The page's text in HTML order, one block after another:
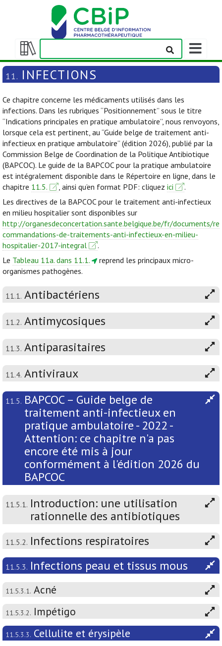
Afficher/masquer
la
table
matières
Afficher/
la
barre
navigation
11. INFECTIONS
Ce chapitre concerne les médicaments utilisés dans les
infections. Dans les rubriques “Positionnement” sous le titre
“Indications principales en pratique ambulatoire”, nous renvoyons,
lorsque cela est pertinent, au “Guide belge de traitement anti-
infectieux en pratique ambulatoire” (édition 2026), publié par la
Commission Belge de Coordination de la Politique Antibiotique
(BAPCOC). Le guide de la BAPCOC pour la pratique ambulatoire
est intégralement disponible dans le Répertoire en ligne, dans le
chapitre 11.5. , ainsi qu’en format PDF: cliquez ici
.
Les directives de la BAPCOC pour le traitement anti-infectieux
en milieu hospitalier sont disponibles sur
http://organesdeconcertation.sante.belgique.be/fr/documents/re
commandations-de-traitements-anti-infectieux-en-milieu-
hospitalier-2017-integral
.
Le Tableau 11a. dans 11.1.
reprend les principaux micro-
organismes pathogènes.
11.1. Antibactériens
11.2. Antimycosiques
11.3. Antiparasitaires
11.4. Antiviraux
11.5. BAPCOC – Guide belge de
traitement anti-infectieux en
pratique ambulatoire - 2022 -
Attention: ce chapitre n'a pas
encore été mis à jour
conformément à l'édition 2026 du
BAPCOC
11.5.1. Introduction: une utilisation
rationnelle des antibiotiques
11.5.2. Infections respiratoires
11.5.3. Infections peau et tissus mous
11.5.3.1. Acné
11.5.3.2. Impétigo
11.5.3.3. Cellulite et érysipèle